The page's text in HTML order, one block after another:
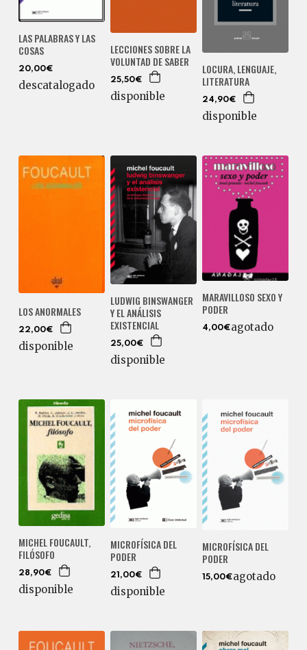
LAS PALABRAS Y LAS
COSAS
20,00€
descatalogado
LECCIONES SOBRE LA
VOLUNTAD DE SABER
25,50€
disponible
LOCURA, LENGUAJE,
LITERATURA
24,90€
disponible
LOS ANORMALES
22,00€
disponible
LUDWIG BINSWANGER
Y EL ANÁLISIS
EXISTENCIAL
25,00€
disponible
MARAVILLOSO SEXO Y
PODER
4,00€agotado
MICHEL FOUCAULT,
FILÓSOFO
28,90€
disponible
MICROFÍSICA DEL
PODER
21,00€
disponible
MICROFÍSICA DEL
PODER
15,00€agotado